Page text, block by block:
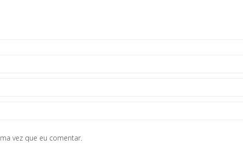
vez que eu comentar.